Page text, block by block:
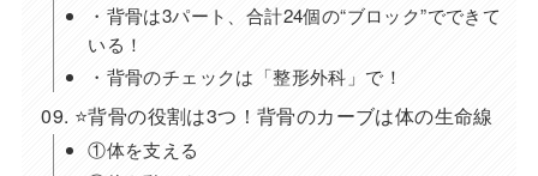
・背骨は3パート、合計24個の“ブロック”でできて
いる！
・背骨のチェックは「整形外科」で！
⭐️背骨の役割は3つ！背骨のカーブは体の生命線
①体を支える